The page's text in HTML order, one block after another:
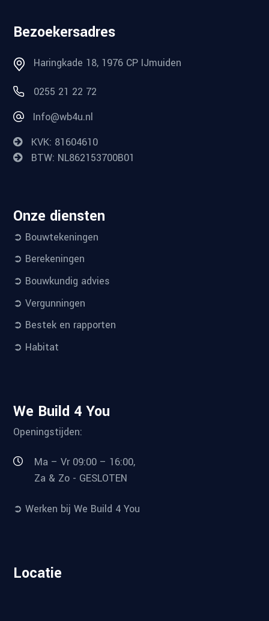
Bezoekersadres
Haringkade 18, 1976 CP IJmuiden
0255 21 22 72
Info@wb4u.nl
KVK: 81604610
BTW: NL862153700B01
Onze diensten
➲ Bouwtekeningen
➲ Berekeningen
➲ Bouwkundig advies
➲ Vergunningen
➲ Bestek en rapporten
➲ Habitat
We Build 4 You
Openingstijden:
Ma – Vr 09:00 – 16:00,
Za & Zo - GESLOTEN
➲ Werken bij We Build 4 You
Locatie